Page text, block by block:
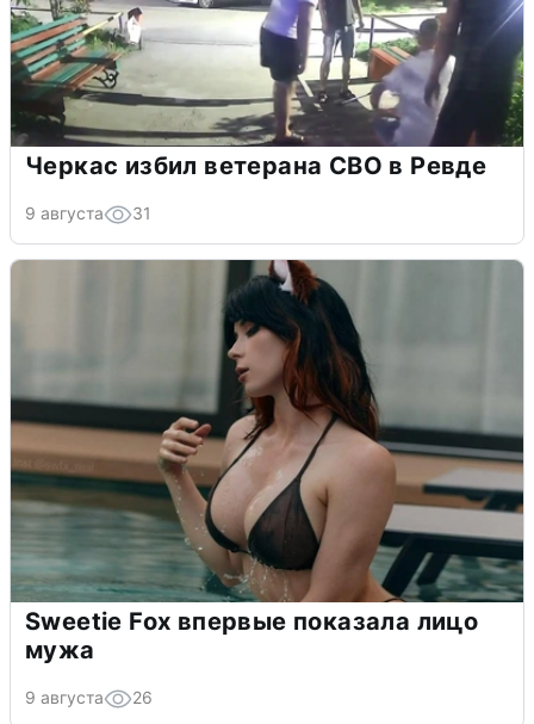
Черкас избил ветерана СВО в Ревде
9 августа 31
Sweetie Fox впервые показала лицо
мужа
9 августа 26